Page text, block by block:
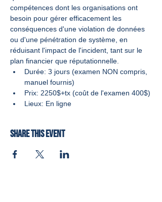
compétences dont les organisations ont
besoin pour gérer efficacement les
conséquences d'une violation de données
ou d'une pénétration de système, en
réduisant l'impact de l'incident, tant sur le
plan financier que réputationnelle.
Durée: 3 jours (examen NON compris,
manuel fournis)
Prix: 2250$+tx (coût de l'examen 400$)
Lieux: En ligne
Share this event